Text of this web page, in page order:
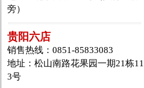
旁）
贵阳六店
销售热线：0851-85833083
地址：松山南路花果园一期21栋11
3号